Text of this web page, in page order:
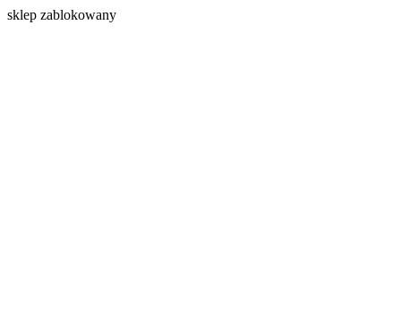
sklep zablokowany